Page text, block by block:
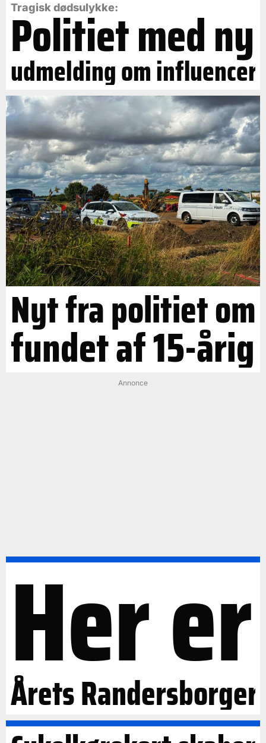
Tragisk dødsulykke:
Politiet med ny
udmelding om influencer
Nyt fra politiet om
fundet af 15-årig
Annonce
Her er
Årets Randersborger